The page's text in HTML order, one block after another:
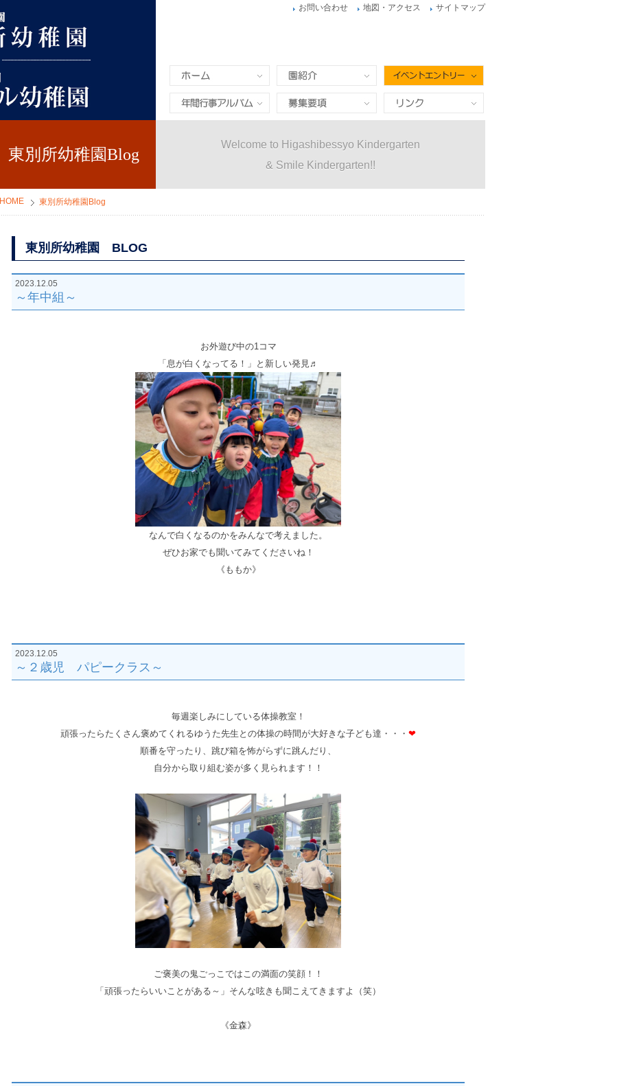
お問い合わせ 地図・アクセス サイトマップ
園紹介
年間行事&アルバム 募集要項 リンク
東別所幼稚園Blog
Welcome to Higashibessyo Kindergarten
& Smile Kindergarten!!
HOME 東別所幼稚園Blog
東別所幼稚園 BLOG
2023.12.05
～年中組～
お外遊び中の1コマ
「息が白くなってる！」と新しい発見♬
なんで白くなるのかをみんなで考えました。
ぜひお家でも聞いてみてくださいね！
《ももか》
2023.12.05
～２歳児 パピークラス～
毎週楽しみにしている体操教室！
頑張ったらたくさん褒めてくれるゆうた先生との体操の時間が大好きな子ども達・・・ ❤
順番を守ったり、跳び箱を怖がらずに跳んだり、
自分から取り組む姿が多く見られます！！
ご褒美の鬼ごっこではこの満面の笑顔！！
「頑張ったらいいことがある～」そんな呟きも聞こえてきますよ（笑）
《金森》